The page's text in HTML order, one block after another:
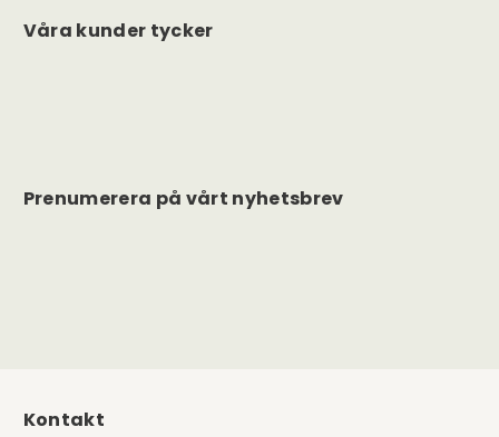
Våra kunder tycker
Prenumerera på vårt nyhetsbrev
Kontakt